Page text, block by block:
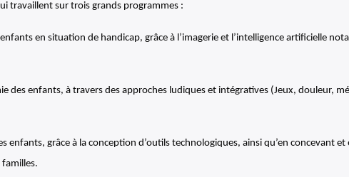
travaillent sur trois grands programmes :
en situation de handicap, grâce à l’imagerie et l’intelligence artificielle
des enfants, à travers des approches ludiques et intégratives (Jeux, douleur,
grâce à la conception d’outils technologiques, ainsi qu’en concevant et